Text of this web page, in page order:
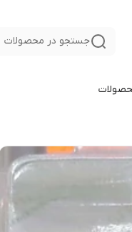
جستجو در محصولات